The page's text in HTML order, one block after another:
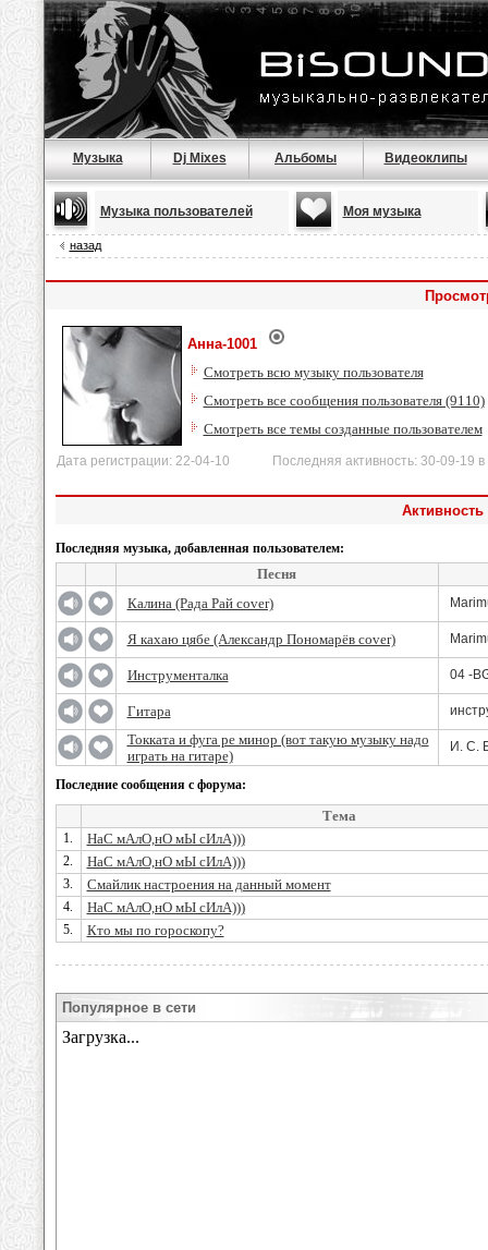
Музыка Dj Mixes Альбомы Видеоклипы
Музыка пользователей Моя музыка
назад
Анна-1001
Смотреть всю музыку пользователя
Смотреть все сообщения пользователя (9110)
Смотреть все темы созданные пользователем
Дата регистрации: 22-04-10 Последняя активность: 30-09-19 в
Активность
Последняя музыка, добавленная пользователем:
Песня
Калина (Рада Рай cover)
Я кахаю цябе (Александр Пономарёв cover)
Инструменталка 04 -
Гитара
Токката и фуга ре минор (вот такую музыку надо
играть на гитаре)
И. С.
Последние сообщения с форума:
Тема
1. НаС мАлО,нО мЫ сИлА)))
2. НаС мАлО,нО мЫ сИлА)))
3. Смайлик настроения на данный момент
4. НаС мАлО,нО мЫ сИлА)))
5. Кто мы по гороскопу?
Популярное в сети